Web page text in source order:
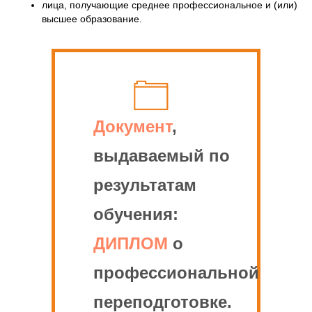
лица, получающие среднее профессиональное и (или)
высшее образование.
Документ,
выдаваемый по
результатам
обучения:
ДИПЛОМ о
профессиональной
переподготовке.